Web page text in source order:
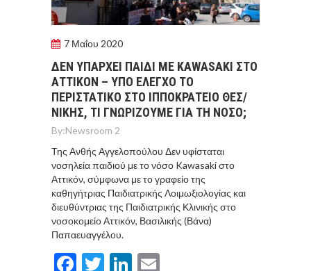
7 Μαΐου 2020
ΔΕΝ ΥΠΑΡΧΕΙ ΠΑΙΔΙ ΜΕ KAWASAKI ΣΤΟ
ΑΤΤΙΚΟΝ – ΥΠO ΕΛΕΓΧΟ ΤΟ
ΠΕΡΙΣΤΑΤΙΚΟ ΣΤΟ ΙΠΠΟΚΡΑΤΕΙΟ ΘΕΣ/
ΝΙΚΗΣ, ΤΙ ΓΝΩΡIΖΟΥΜΕ ΓΙΑ ΤΗ ΝOΣΟ;
By:Newsroom 2
Της Ανθής Αγγελοπούλου Δεν υφίσταται
νοσηλεία παιδιού με το νόσο Kawasaki στο
Αττικόν, σύμφωνα με το γραφείο της
καθηγήτριας Παιδιατρικής Λοιμωξιολογίας και
διευθύντριας της Παιδιατρικής Κλινικής στο
νοσοκομείο Αττικόν, Βασιλικής (Βάνα)
Παπαευαγγέλου.
Facebook
TwitterLinkedIn